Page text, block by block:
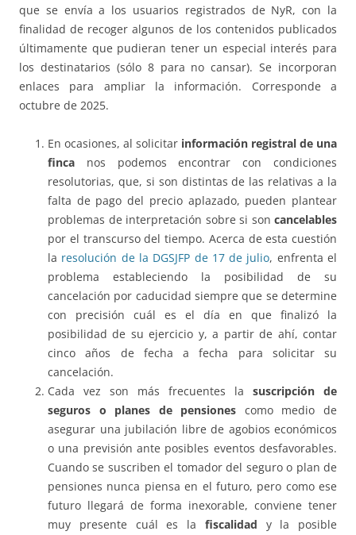
que se envía a los usuarios registrados de NyR, con la
finalidad de recoger algunos de los contenidos publicados
últimamente que pudieran tener un especial interés para
los destinatarios (sólo 8 para no cansar). Se incorporan
enlaces para ampliar la información. Corresponde a
octubre de 2025.
En ocasiones, al solicitar información registral de una
finca nos podemos encontrar con condiciones
resolutorias, que, si son distintas de las relativas a la
falta de pago del precio aplazado, pueden plantear
problemas de interpretación sobre si son cancelables
por el transcurso del tiempo. Acerca de esta cuestión
la resolución de la DGSJFP de 17 de julio, enfrenta el
problema estableciendo la posibilidad de su
cancelación por caducidad siempre que se determine
con precisión cuál es el día en que finalizó la
posibilidad de su ejercicio y, a partir de ahí, contar
cinco años de fecha a fecha para solicitar su
cancelación.
Cada vez son más frecuentes la suscripción de
seguros o planes de pensiones como medio de
asegurar una jubilación libre de agobios económicos
o una previsión ante posibles eventos desfavorables.
Cuando se suscriben el tomador del seguro o plan de
pensiones nunca piensa en el futuro, pero como ese
futuro llegará de forma inexorable, conviene tener
muy presente cuál es la fiscalidad y la posible